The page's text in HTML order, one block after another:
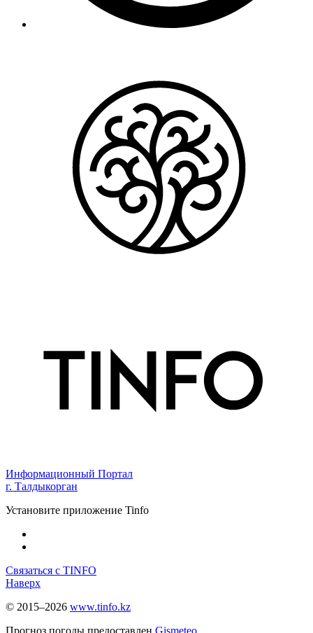
Информационный Портал
г. Талдыкорган
Установите приложение Tinfo
Связаться с TINFO
Наверх
© 2015–2026 www.tinfo.kz